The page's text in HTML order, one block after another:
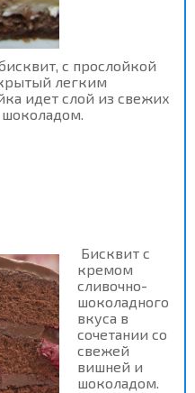
с прослойкой
легким
идет слой из свежих
Бисквит с
кремом
сливочно-
шоколадного
вкуса в
сочетании со
свежей
вишней и
шоколадом.